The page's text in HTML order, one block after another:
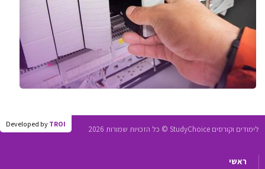
Developed by TROI
לימודים וקורסים StudyChoice © כל הזכויות שמורות 2026
ראשי